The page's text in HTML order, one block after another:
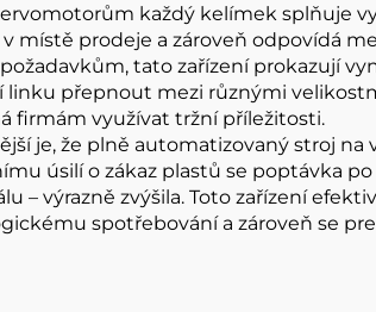
každý kelímek splňuje
v místě prodeje a zároveň odpovídá
tato zařízení prokazují
linku přepnout mezi různými
firmám využívat tržní příležitosti.
je, že plně automatizovaný stroj
úsilí o zákaz plastů se poptávka
– výrazně zvýšila. Toto zařízení
spotřebování a zároveň se